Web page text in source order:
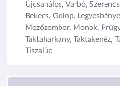
Újcsanálos, Varbó,
Bekecs, Golop,
Mezőzombor, Monok,
Taktaharkány, Taktakenéz,
Tiszalúc